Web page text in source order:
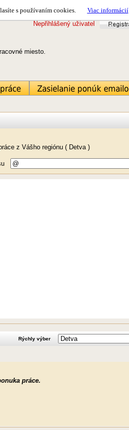
s používaním cookies.
Viac informácií
Nepřihlášený uživatel
miesto.
z Vášho regiónu ( Detva )
Rýchly výber
práce.